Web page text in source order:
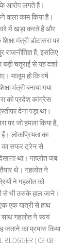
के आरोप लगते है।
काम किया है।
में खड़ा करते हैं और
मंत्री डोटासरा पर
है, इसलिए
चतुराई से यह दर्शा
मालूम हो कि वर्ष
मंत्री बनाया गया
को प्रदेश कांग्रेस
देना पड़ा था।
पर जो हमला किया है,
लोकप्रियता का
का सफर ट्रेन से
था। गहलोत जब
थे। गहलोत ने
ने गहलोत को
से भी उसके हाल जाने।
एक यात्री से हाथ
साथ गहलोत ने स्वयं
जताने का प्रयास किया
( 03-08-